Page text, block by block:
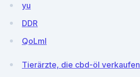
yu
DDR
QoLml
Tierärzte, die cbd-öl verkaufen